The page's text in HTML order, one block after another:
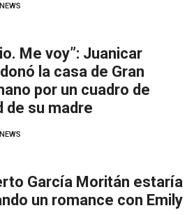
Me voy”: Juanicar
la casa de Gran
por un cuadro de
de su madre
García Moritán estaría
un romance con Emily